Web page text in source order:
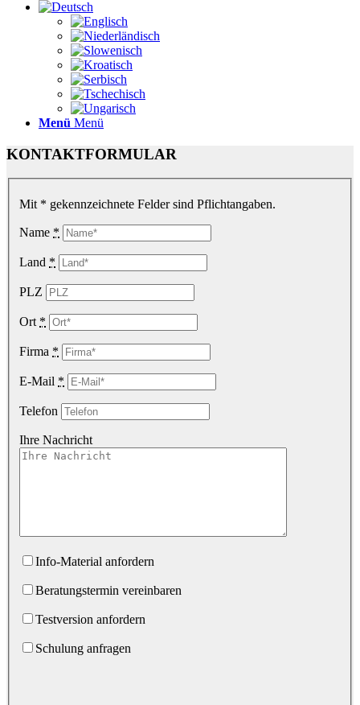
Menü Menü
KONTAKTFORMULAR
Mit * gekennzeichnete Felder sind Pflichtangaben.
Name *
Land *
PLZ
Ort *
Firma *
E-Mail *
Telefon
Ihre Nachricht
Info-Material anfordern
Beratungstermin vereinbaren
Testversion anfordern
Schulung anfragen